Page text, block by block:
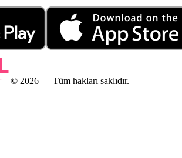
© 2026 — Tüm hakları saklıdır.